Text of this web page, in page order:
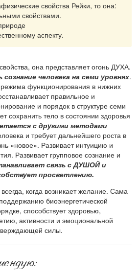
свойства Рейки, то она:
свойствами.
аспекту.
она представляет огонь ДУХА.
человека на семи уровнях.
функционирования в нижних
правильное и
и порядок в структуре семи
сохранить тело в состоянии здоровья
с другими методами
и требует дальнейшего роста в
«новое». Развивает интуицию и
Развивает групповое сознание и
связь с ДУШОЙ и
просветлению.
когда возникает желание. Сама
биоэнергетической
способствует здоровью,
активности и эмоциональной
силы.